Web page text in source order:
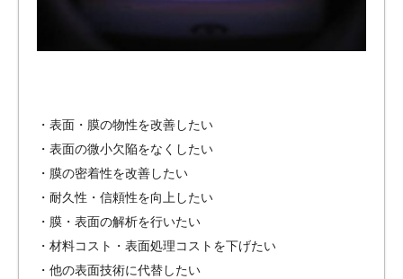
・表面・膜の物性を改善したい
・表面の微小欠陥をなくしたい
・膜の密着性を改善したい
・耐久性・信頼性を向上したい
・膜・表面の解析を行いたい
・材料コスト・表面処理コストを下げたい
・他の表面技術に代替したい